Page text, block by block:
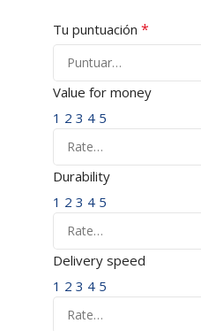
Tu puntuación *
Value for money
1 2 3 4 5
Durability
1 2 3 4 5
Delivery speed
1 2 3 4 5